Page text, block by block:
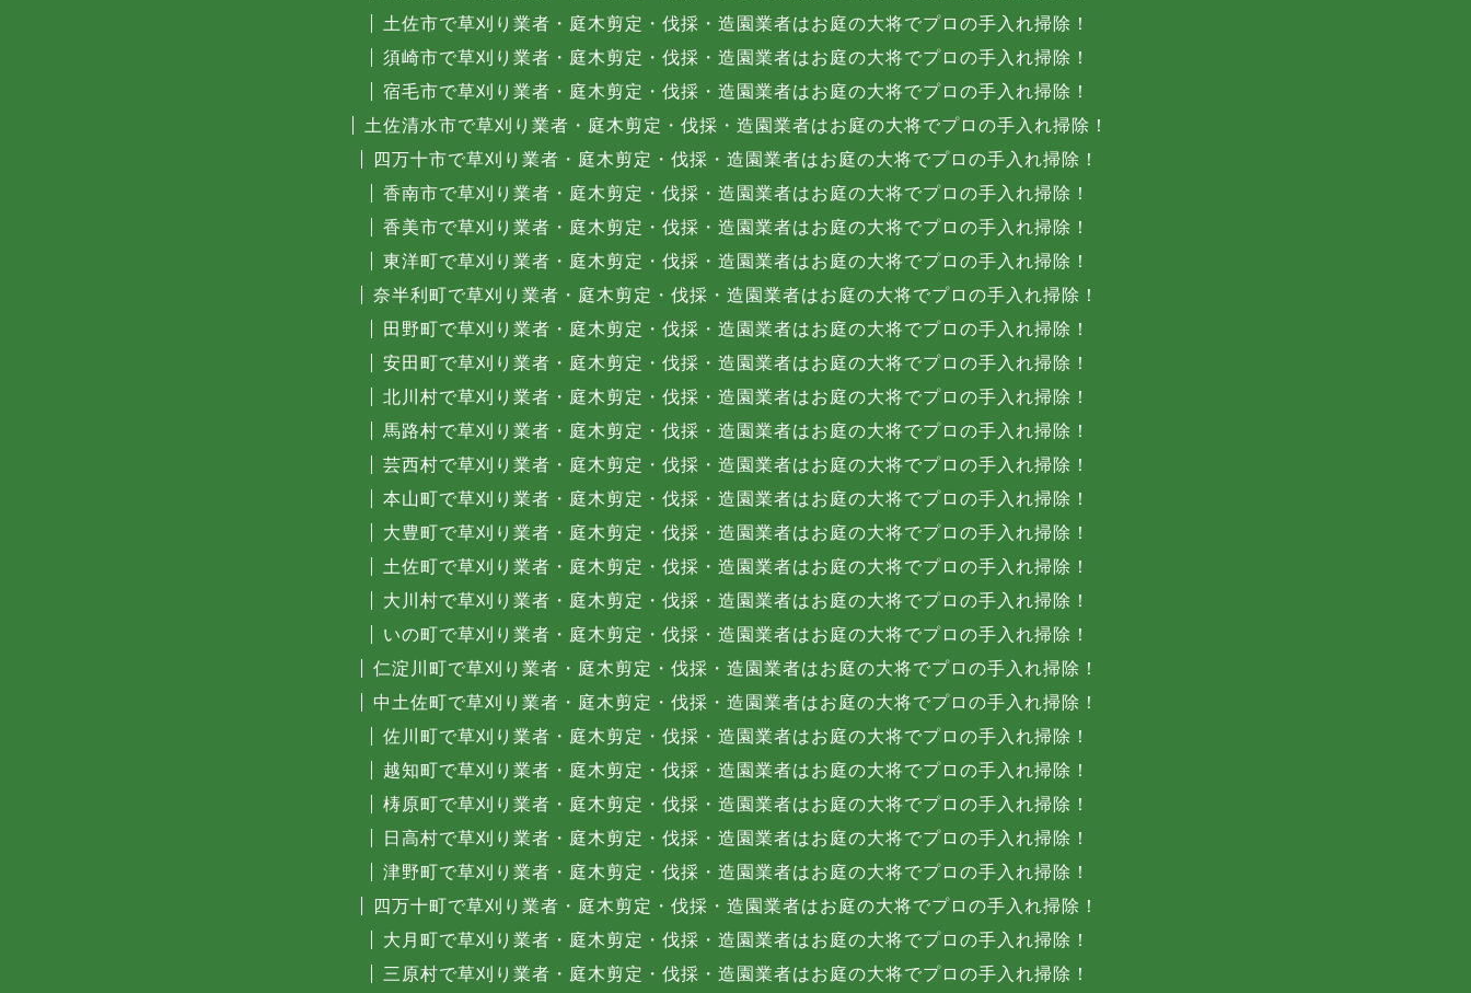
土佐市で草刈り業者・庭木剪定・伐採・造園業者はお庭の大将でプロの手入れ掃除！
須崎市で草刈り業者・庭木剪定・伐採・造園業者はお庭の大将でプロの手入れ掃除！
宿毛市で草刈り業者・庭木剪定・伐採・造園業者はお庭の大将でプロの手入れ掃除！
土佐清水市で草刈り業者・庭木剪定・伐採・造園業者はお庭の大将でプロの手入れ掃除！
四万十市で草刈り業者・庭木剪定・伐採・造園業者はお庭の大将でプロの手入れ掃除！
香南市で草刈り業者・庭木剪定・伐採・造園業者はお庭の大将でプロの手入れ掃除！
香美市で草刈り業者・庭木剪定・伐採・造園業者はお庭の大将でプロの手入れ掃除！
東洋町で草刈り業者・庭木剪定・伐採・造園業者はお庭の大将でプロの手入れ掃除！
奈半利町で草刈り業者・庭木剪定・伐採・造園業者はお庭の大将でプロの手入れ掃除！
田野町で草刈り業者・庭木剪定・伐採・造園業者はお庭の大将でプロの手入れ掃除！
安田町で草刈り業者・庭木剪定・伐採・造園業者はお庭の大将でプロの手入れ掃除！
北川村で草刈り業者・庭木剪定・伐採・造園業者はお庭の大将でプロの手入れ掃除！
馬路村で草刈り業者・庭木剪定・伐採・造園業者はお庭の大将でプロの手入れ掃除！
芸西村で草刈り業者・庭木剪定・伐採・造園業者はお庭の大将でプロの手入れ掃除！
本山町で草刈り業者・庭木剪定・伐採・造園業者はお庭の大将でプロの手入れ掃除！
大豊町で草刈り業者・庭木剪定・伐採・造園業者はお庭の大将でプロの手入れ掃除！
土佐町で草刈り業者・庭木剪定・伐採・造園業者はお庭の大将でプロの手入れ掃除！
大川村で草刈り業者・庭木剪定・伐採・造園業者はお庭の大将でプロの手入れ掃除！
いの町で草刈り業者・庭木剪定・伐採・造園業者はお庭の大将でプロの手入れ掃除！
仁淀川町で草刈り業者・庭木剪定・伐採・造園業者はお庭の大将でプロの手入れ掃除！
中土佐町で草刈り業者・庭木剪定・伐採・造園業者はお庭の大将でプロの手入れ掃除！
佐川町で草刈り業者・庭木剪定・伐採・造園業者はお庭の大将でプロの手入れ掃除！
越知町で草刈り業者・庭木剪定・伐採・造園業者はお庭の大将でプロの手入れ掃除！
梼原町で草刈り業者・庭木剪定・伐採・造園業者はお庭の大将でプロの手入れ掃除！
日高村で草刈り業者・庭木剪定・伐採・造園業者はお庭の大将でプロの手入れ掃除！
津野町で草刈り業者・庭木剪定・伐採・造園業者はお庭の大将でプロの手入れ掃除！
四万十町で草刈り業者・庭木剪定・伐採・造園業者はお庭の大将でプロの手入れ掃除！
大月町で草刈り業者・庭木剪定・伐採・造園業者はお庭の大将でプロの手入れ掃除！
三原村で草刈り業者・庭木剪定・伐採・造園業者はお庭の大将でプロの手入れ掃除！